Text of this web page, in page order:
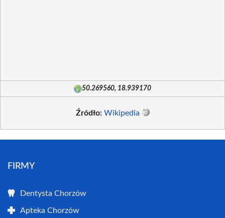
50.269560, 18.939170
Źródło: Wikipedia
FIRMY
Dentysta Chorzów
Apteka Chorzów